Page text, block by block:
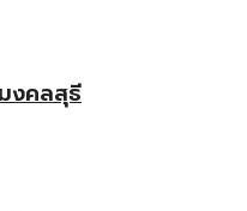
งคลสุธี